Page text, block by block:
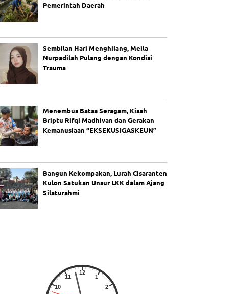
Pemerintah Daerah
Sembilan Hari Menghilang, Meila
Nurpadilah Pulang dengan Kondisi
Trauma
Menembus Batas Seragam, Kisah
Briptu Rifqi Madhivan dan Gerakan
Kemanusiaan “EKSEKUSIGASKEUN”
Bangun Kekompakan, Lurah Cisaranten
Kulon Satukan Unsur LKK dalam Ajang
Silaturahmi